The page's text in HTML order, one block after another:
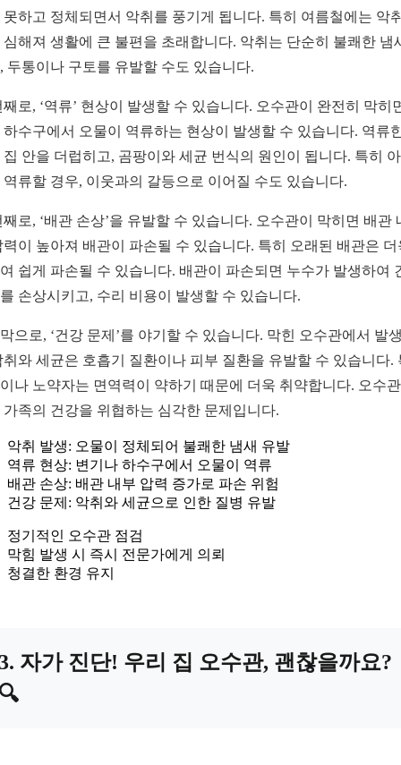
못하고 정체되면서 악취를 풍기게 됩니다. 특히 여름철에는 악
심해져 생활에 큰 불편을 초래합니다. 악취는 단순히 불쾌한 냄
두통이나 구토를 유발할 수도 있습니다.
째로, ‘역류’ 현상이 발생할 수 있습니다. 오수관이 완전히 막히
하수구에서 오물이 역류하는 현상이 발생할 수 있습니다. 역류
집 안을 더럽히고, 곰팡이와 세균 번식의 원인이 됩니다. 특히
역류할 경우, 이웃과의 갈등으로 이어질 수도 있습니다.
째로, ‘배관 손상’을 유발할 수 있습니다. 오수관이 막히면 배관
력이 높아져 배관이 파손될 수 있습니다. 특히 오래된 배관은 더
쉽게 파손될 수 있습니다. 배관이 파손되면 누수가 발생하여
손상시키고, 수리 비용이 발생할 수 있습니다.
으로, ‘건강 문제’를 야기할 수 있습니다. 막힌 오수관에서 발
취와 세균은 호흡기 질환이나 피부 질환을 유발할 수 있습니다.
나 노약자는 면역력이 약하기 때문에 더욱 취약합니다. 오수
가족의 건강을 위협하는 심각한 문제입니다.
악취 발생: 오물이 정체되어 불쾌한 냄새 유발
역류 현상: 변기나 하수구에서 오물이 역류
배관 손상: 배관 내부 압력 증가로 파손 위험
건강 문제: 악취와 세균으로 인한 질병 유발
정기적인 오수관 점검
막힘 발생 시 즉시 전문가에게 의뢰
청결한 환경 유지
자가 진단! 우리 집 오수관, 괜찮을까요?